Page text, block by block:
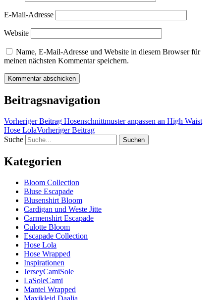
E-Mail-Adresse
Website
Name, E-Mail-Adresse und Website in diesem Browser für
meinen nächsten Kommentar speichern.
Beitragsnavigation
Vorheriger Beitrag Hosenschnittmuster anpassen an High Waist
Hose LolaVorheriger Beitrag
Suche
Kategorien
Bloom Collection
Bluse Escapade
Blusenshirt Bloom
Cardigan und Weste Jitte
Carmenshirt Escapade
Culotte Bloom
Escapade Collection
Hose Lola
Hose Wrapped
Inspirationen
JerseyCamiSole
LaSoleCami
Mantel Wrapped
Maxikleid Daalia